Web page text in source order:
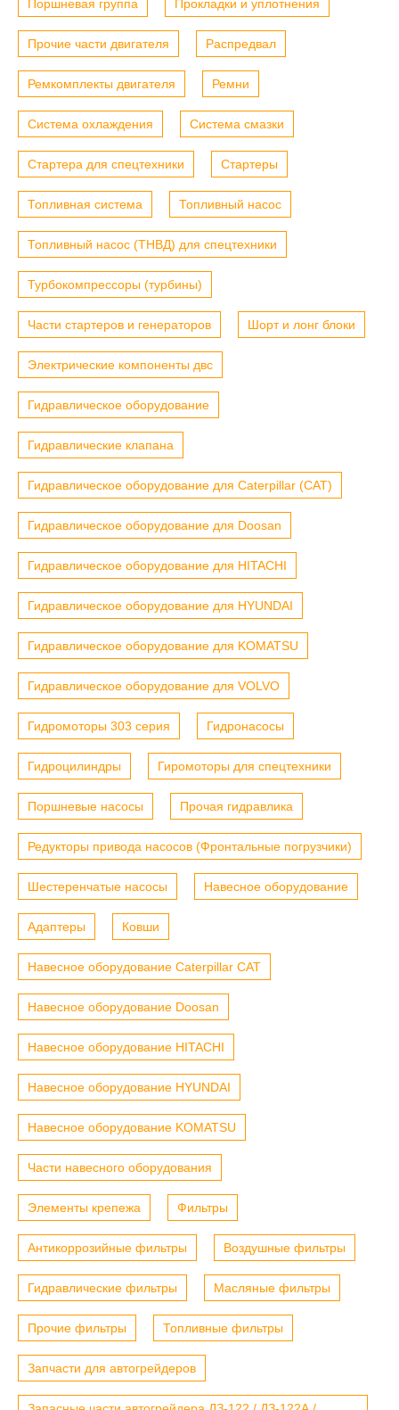
Поршневая группа Прокладки и уплотнения
Прочие части двигателя Распредвал
Ремкомплекты двигателя Ремни
Система охлаждения Система смазки
Стартера для спецтехники Стартеры
Топливная система Топливный насос
Топливный насос (ТНВД) для спецтехники
Турбокомпрессоры (турбины)
Части стартеров и генераторов Шорт и лонг блоки
Электрические компоненты двс
Гидравлическое оборудование
Гидравлические клапана
Гидравлическое оборудование для Caterpillar (CAT)
Гидравлическое оборудование для Doosan
Гидравлическое оборудование для HITACHI
Гидравлическое оборудование для HYUNDAI
Гидравлическое оборудование для KOMATSU
Гидравлическое оборудование для VOLVO
Гидромоторы 303 серия Гидронасосы
Гидроцилиндры Гиромоторы для спецтехники
Поршневые насосы Прочая гидравлика
Редукторы привода насосов (Фронтальные погрузчики)
Шестеренчатые насосы Навесное оборудование
Адаптеры Ковши
Навесное оборудование Caterpillar CAT
Навесное оборудование Doosan
Навесное оборудование HITACHI
Навесное оборудование HYUNDAI
Навесное оборудование KOMATSU
Части навесного оборудования
Элементы крепежа Фильтры
Антикоррозийные фильтры Воздушные фильтры
Гидравлические фильтры Масляные фильтры
Прочие фильтры Топливные фильтры
Запчасти для автогрейдеров